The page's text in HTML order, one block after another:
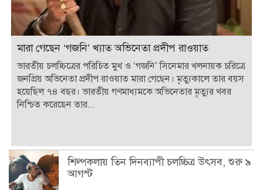
মারা গেছেন ‘গজনি’ খ্যাত অভিনেতা প্রদীপ রাওয়াত
ভারতীয় চলচ্চিত্রের পরিচিত মুখ ও ‘গজনি’ সিনেমার খলনায়ক চরিত্রে
জনপ্রিয় অভিনেতা প্রদীপ রাওয়াত মারা গেছেন। মৃত্যুকালে তার বয়স
হয়েছিল ৭৪ বছর। ভারতীয় গণমাধ্যমকে অভিনেতার মৃত্যুর খবর
নিশ্চিত করেছেন তার...
শিল্পকলায় তিন দিনব্যাপী চলচ্চিত্র উৎসব, শুরু ৯
আগস্ট